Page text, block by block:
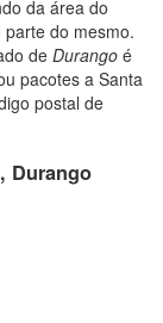
da área do
do mesmo.
deDurango é
pacotes a Santa
postal de
Durango